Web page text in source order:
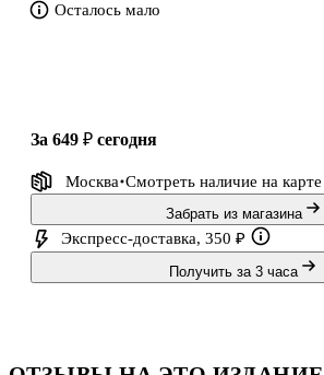
Осталось мало
за 649 ₽ сегодня
Москва Смотреть наличие на карте
Забрать из магазина
Экспресс-доставка, 350 ₽
Получить за 3 часа